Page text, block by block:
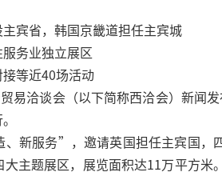
宾省，韩国京畿道担任主宾城
务业独立展区
等近40场活动
易洽谈会（以下简称西洽会）新
新服务”，邀请英国担任主宾国，
主题展区，展览面积达11万平方